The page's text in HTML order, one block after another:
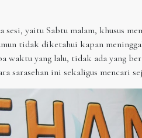
yaitu Sabtu malam, khusus
tidak diketahui kapan
waktu yang lalu, tidak ada yang
sarasehan ini sekaligus mencari